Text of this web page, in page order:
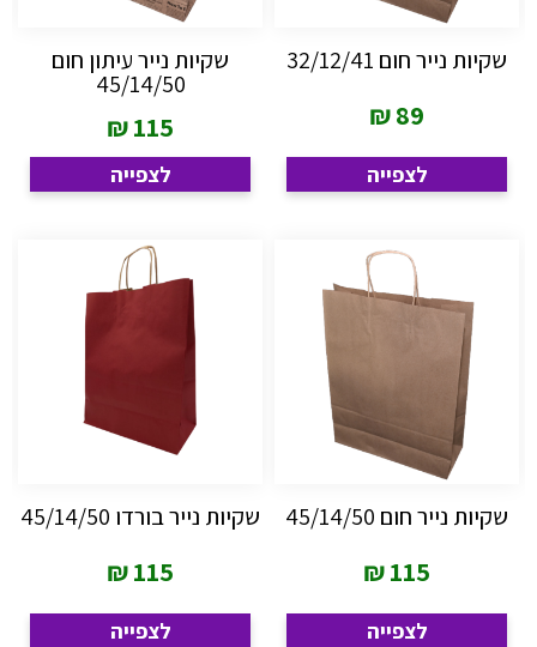
שקיות נייר חום 32/12/41
89
₪
לצפייה
שקיות נייר עיתון חום
45/14/50
115
₪
לצפייה
שקיות נייר חום 45/14/50
115
₪
לצפייה
שקיות נייר בורדו 45/14/50
115
₪
לצפייה